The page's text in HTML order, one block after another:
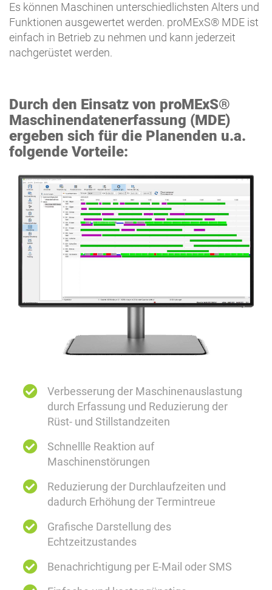
Es können Maschinen unterschiedlichsten Alters und
Funktionen ausgewertet werden. proMExS® MDE ist
einfach in Betrieb zu nehmen und kann jederzeit
nachgerüstet werden.
Durch den Einsatz von proMExS®
Maschinendatenerfassung (MDE)
ergeben sich für die Planenden u.a.
folgende Vorteile:
Verbesserung der Maschinenauslastung
durch Erfassung und Reduzierung der
Rüst- und Stillstandzeiten
Schnellle Reaktion auf
Maschinenstörungen
Reduzierung der Durchlaufzeiten und
dadurch Erhöhung der Termintreue
Grafische Darstellung des
Echtzeitzustandes
Benachrichtigung per E-Mail oder SMS